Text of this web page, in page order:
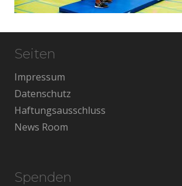
Seiten
Impressum
Datenschutz
Haftungsausschluss
News Room
Spenden